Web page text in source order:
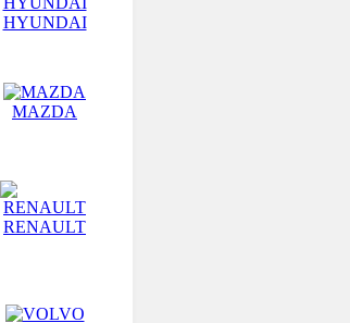
HYUNDAI
MAZDA
RENAULT